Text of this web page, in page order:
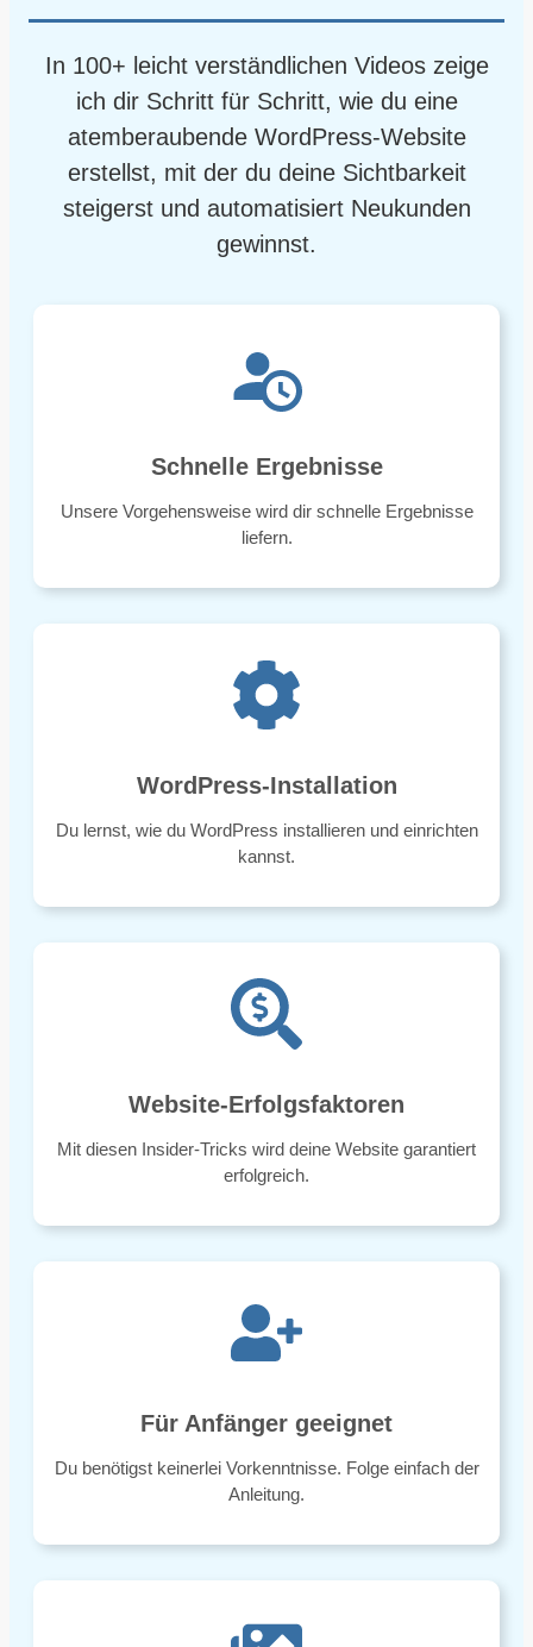
In 100+ leicht verständlichen Videos zeige
ich dir Schritt für Schritt, wie du eine
atemberaubende WordPress-Website
erstellst, mit der du deine Sichtbarkeit
steigerst und automatisiert Neukunden
gewinnst.
Schnelle Ergebnisse
Unsere Vorgehensweise wird dir schnelle Ergebnisse
liefern.
WordPress-Installation
Du lernst, wie du WordPress installieren und einrichten
kannst.
Website-Erfolgsfaktoren
Mit diesen Insider-Tricks wird deine Website garantiert
erfolgreich.
Für Anfänger geeignet
Du benötigst keinerlei Vorkenntnisse. Folge einfach der
Anleitung.